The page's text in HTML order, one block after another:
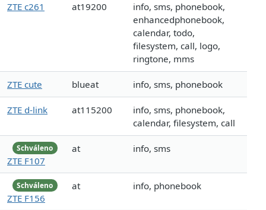
ZTE c261 at19200
info, sms, phonebook,
enhancedphonebook,
calendar, todo,
filesystem, call, logo,
ringtone, mms
ZTE cute blueat info, sms, phonebook
ZTE d-link at115200
info, sms, phonebook,
calendar, filesystem, call
Schváleno
ZTE F107
at info, sms
Schváleno
ZTE F156
at info, phonebook